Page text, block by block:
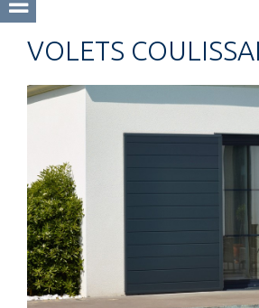
Actualités
Espace pro
VOLETS